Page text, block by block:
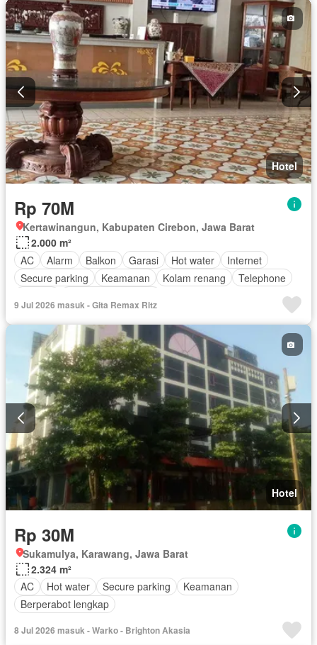
Pemanasan Hot water Dapur terpadu
Interkom
Internet
Angkat
Ruang kantor
Outdoor entertaining area
Pay TV access
Taman atap
Secure parking
Keamanan Ruang layanan
Spa
Kolam renang
Telephone Teras
Televisi
Keamanan 24 jam
Kabel video Air Wifi
Halaman
Tangki air
Hotel
Rp 70M
Kertawinangun, Kabupaten Cirebon, Jawa Barat
2.000 m²
AC
Alarm Balkon Garasi Hot water
Internet
Secure parking
Keamanan Kolam renang
Telephone
9 Jul 2026 masuk - Gita Remax Ritz
Hotel
Rp 30M
Sukamulya, Karawang, Jawa Barat
2.324 m²
AC
Hot water Secure parking
Keamanan
Berperabot lengkap
8 Jul 2026 masuk - Warko - Brighton Akasia